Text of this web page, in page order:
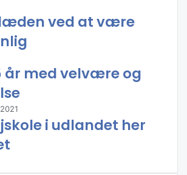
ved at være
år med velvære og
i udlandet her